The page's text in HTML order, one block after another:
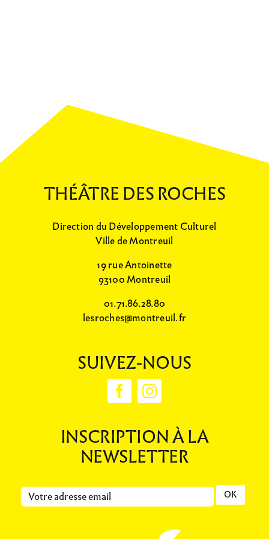
THÉÂTRE DES ROCHES
Direction du Développement Culturel
Ville de Montreuil
19 rue Antoinette
93100 Montreuil
01.71.86.28.80
lesroches@montreuil.fr
SUIVEZ-NOUS
INSCRIPTION À LA
NEWSLETTER